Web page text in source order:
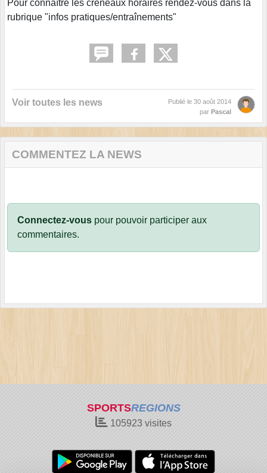
Pour connaître les créneaux horaires rendez-vous dans la
rubrique "infos pratiques/entraînements"
Voir toutes les news Publié le 30 août 2014
par Pascal
COMMENTEZ LA NEWS
Connectez-vous pour pouvoir participer aux
commentaires.
SPORTSREGIONS
105923 visites